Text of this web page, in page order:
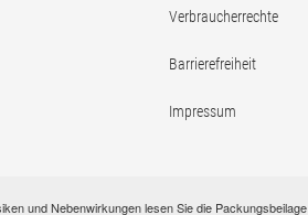
Verbraucherrechte
Barrierefreiheit
Impressum
und Nebenwirkungen lesen Sie die Packungsbeilage